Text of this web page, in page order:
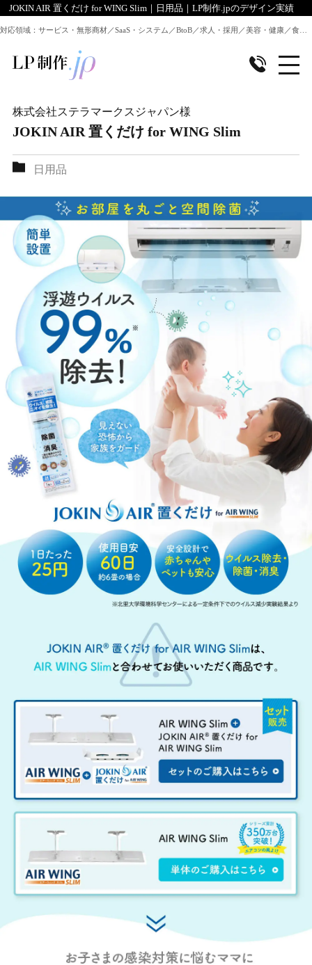
JOKIN AIR 置くだけ for WING Slim｜日用品｜LP制作.jpのデザイン実績
株式会社ステラマークスジャパン様
JOKIN AIR 置くだけ for WING Slim
日用品